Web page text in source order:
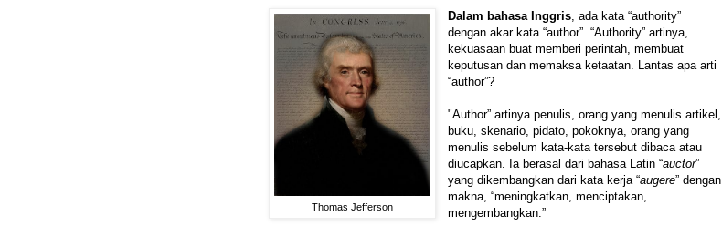
Thomas Jefferson
Dalam bahasa Inggris, ada kata “authority”
dengan akar kata “author”. “Authority” artinya,
kekuasaan buat memberi perintah, membuat
keputusan dan memaksa ketaatan. Lantas apa arti
“author”?
"Author” artinya penulis, orang yang menulis artikel,
buku, skenario, pidato, pokoknya, orang yang
menulis sebelum kata-kata tersebut dibaca atau
diucapkan. Ia berasal dari bahasa Latin “auctor”
yang dikembangkan dari kata kerja “augere” dengan
makna, “meningkatkan, menciptakan,
mengembangkan.”